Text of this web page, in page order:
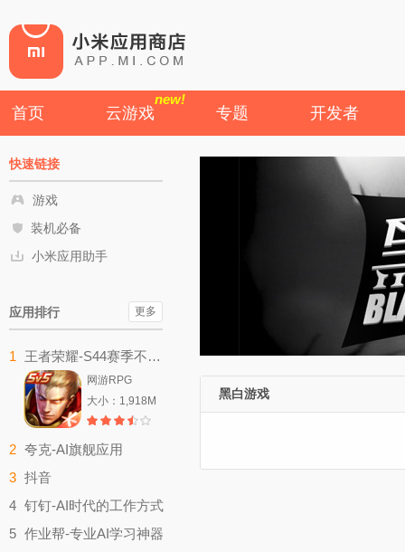
首页 云游戏
new!
专题 开发者
黑白游戏
快速链接
游戏
装机必备
小米应用助手
更多
应用排行
1 王者荣耀-S44赛季不拘命格
网游RPG
大小：1,918M
2 夸克-AI旗舰应用
3 抖音
影音视听
4 钉钉-AI时代的工作方式
效率办公
5 作业帮-专业AI学习神器